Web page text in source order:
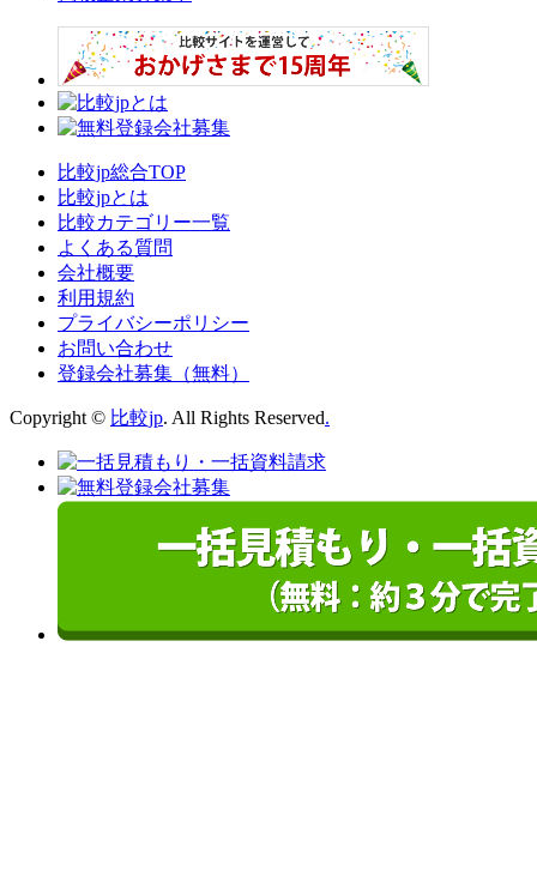
比較jp総合TOP
比較jpとは
比較カテゴリー一覧
よくある質問
会社概要
利用規約
プライバシーポリシー
お問い合わせ
登録会社募集（無料）
Copyright © 比較jp. All Rights Reserved.